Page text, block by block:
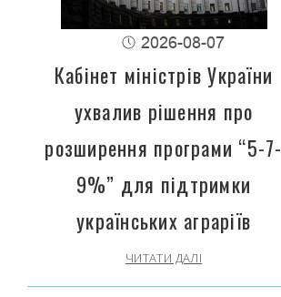
2026-08-07
Кабінет міністрів України
ухвалив рішення про
розширення програми “5-7-
9%” для підтримки
українських аграріїв
ЧИТАТИ ДАЛІ